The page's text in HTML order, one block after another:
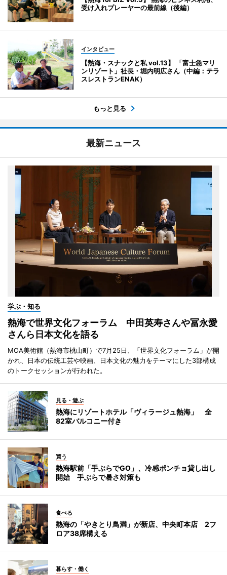
受け入れプレーヤーの最前線（後編）
インタビュー
【熱海・スナックと私 vol.13】 「富士急マリ
ンリゾート」社長・堀内明広さん（中編：テラ
スレストランENAK）
もっと見る
最新ニュース
学ぶ・知る
熱海で世界文化フォーラム 中田英寿さんや冨永愛
さんら日本文化を語る
MOA美術館（熱海市桃山町）で7月25日、「世界文化フォーラム」が開
かれ、日本の伝統工芸や映画、日本文化の魅力をテーマにした3部構成
のトークセッションが行われた。
見る・遊ぶ
熱海にリゾートホテル「ヴィラージュ熱海」 全
82室バルコニー付き
買う
熱海駅前「手ぶらでGO」、冷感ポンチョ貸し出し
開始 手ぶらで暑さ対策も
食べる
熱海の「やきとり鳥満」が新店、中央町本店 2フ
ロア38席構える
暮らす・働く